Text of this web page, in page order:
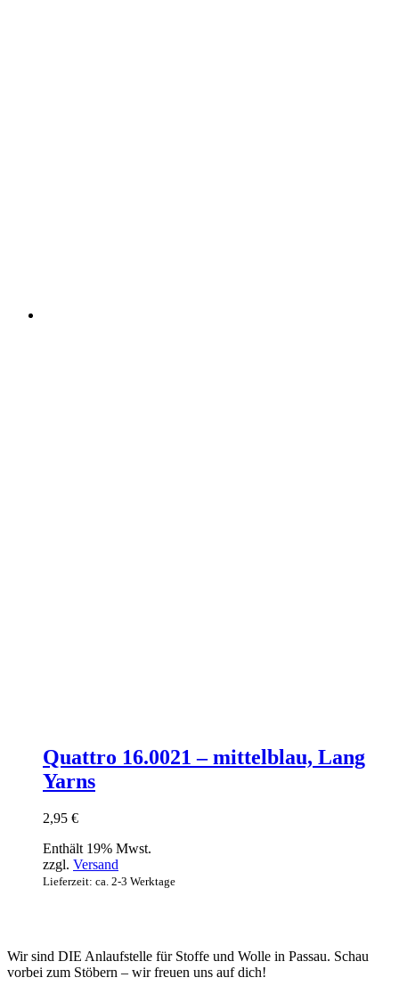
Quattro 16.0021 – mittelblau, Lang
Yarns
2,95 €
Enthält 19% Mwst.
zzgl. Versand
Lieferzeit: ca. 2-3 Werktage
Wir sind DIE Anlaufstelle für Stoffe und Wolle in Passau. Schau
vorbei zum Stöbern – wir freuen uns auf dich!